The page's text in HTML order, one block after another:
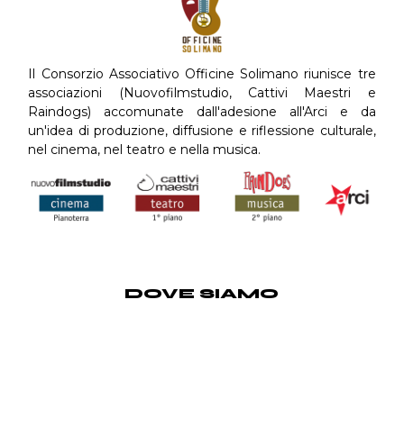
Il Consorzio Associativo Officine Solimano riunisce tre
associazioni (Nuovofilmstudio, Cattivi Maestri e
Raindogs) accomunate dall'adesione all'Arci e da
un'idea di produzione, diffusione e riflessione culturale,
nel cinema, nel teatro e nella musica.
DOVE SIAMO